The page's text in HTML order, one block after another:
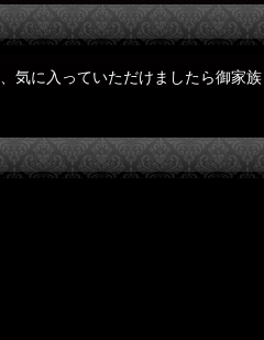
気に入っていただけましたら御家族